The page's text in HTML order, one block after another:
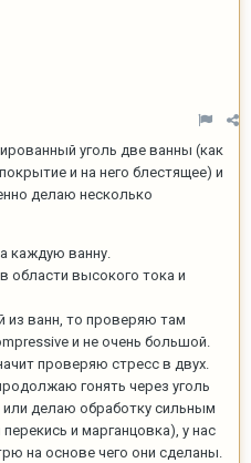
уголь две ванны (как
и на него блестящее) и
делаю несколько
каждую ванну.
области высокого тока и
из ванн, то проверяю там
и не очень большой.
проверяю стресс в двух.
гонять через уголь
делаю обработку сильным
и марганцовка), у нас
на основе чего они сделаны.